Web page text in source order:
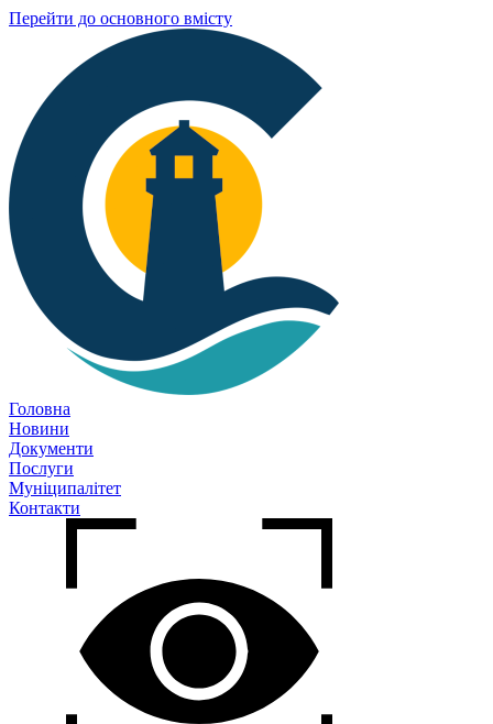
Перейти до основного вмісту
Головна
Новини
Документи
Послуги
Муніципалітет
Контакти